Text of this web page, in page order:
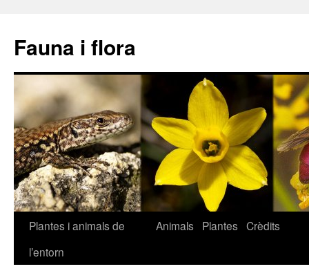
Fauna i flora
Vés
Plantes i animals de
l’entorn
Animals Plantes Crèdits